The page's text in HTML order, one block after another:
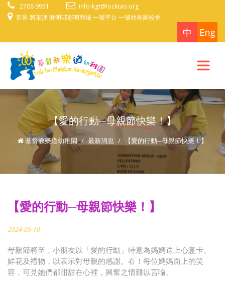
2706 9951
info-kgt@locktao.org
新界 將軍澳 健明邨彩明商場 一號平台 一號幼稚園校舍
中 Eng
【愛的行動─母親節快樂！】
基督教樂道幼稚園 最新消息 【愛的行動─母親節快樂！】
【愛的行動─母親節快樂！】
2024-05-10
母親節將至，小朋友以「愛的行勳」特意為媽媽送上心意卡、
鮮花及禮物，以表示對母親的感謝。看！每位媽媽面上的笑
容，可見她們都甜甜在心裡，興奮之情難以言喻。